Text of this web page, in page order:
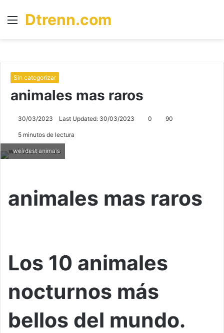
Menú
Dtrenn.com
Sin categorizar
animales mas raros
30/03/2023 Last Updated: 30/03/2023 0 90
5 minutos de lectura
weirdest animals
animales mas raros
Los 10 animales
nocturnos más
bellos del mundo.